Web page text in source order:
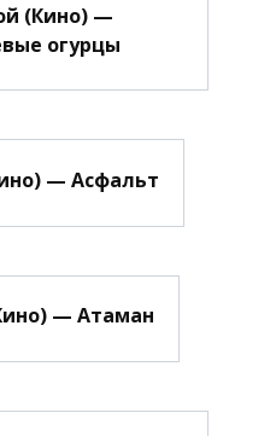
(Кино) —
огурцы
— Асфальт
— Атаман